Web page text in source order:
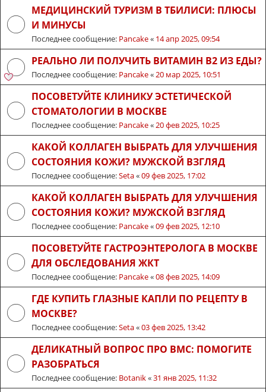
МЕДИЦИНСКИЙ ТУРИЗМ В ТБИЛИСИ: ПЛЮСЫ
И МИНУСЫ
Последнее сообщение: Pancake« 14 апр 2025, 09:54
РЕАЛЬНО ЛИ ПОЛУЧИТЬ ВИТАМИН B2 ИЗ ЕДЫ?
Последнее сообщение: Pancake« 20 мар 2025, 10:51
ПОСОВЕТУЙТЕ КЛИНИКУ ЭСТЕТИЧЕСКОЙ
СТОМАТОЛОГИИ В МОСКВЕ
Последнее сообщение: Pancake« 20 фев 2025, 10:25
КАКОЙ КОЛЛАГЕН ВЫБРАТЬ ДЛЯ УЛУЧШЕНИЯ
СОСТОЯНИЯ КОЖИ? МУЖСКОЙ ВЗГЛЯД
Последнее сообщение:Seta«09 фев 2025, 17:02
КАКОЙ КОЛЛАГЕН ВЫБРАТЬ ДЛЯ УЛУЧШЕНИЯ
СОСТОЯНИЯ КОЖИ? МУЖСКОЙ ВЗГЛЯД
Последнее сообщение: Pancake«09 фев 2025, 12:10
ПОСОВЕТУЙТЕ ГАСТРОЭНТЕРОЛОГА В МОСКВЕ
ДЛЯ ОБСЛЕДОВАНИЯ ЖКТ
Последнее сообщение: Pancake«08 фев 2025, 14:09
ГДЕ КУПИТЬ ГЛАЗНЫЕ КАПЛИ ПО РЕЦЕПТУ В
МОСКВЕ?
Последнее сообщение:Seta«03 фев 2025, 13:42
ДЕЛИКАТНЫЙ ВОПРОС ПРО ВМС: ПОМОГИТЕ
РАЗОБРАТЬСЯ
Последнее сообщение: Botanik«31 янв 2025, 11:32